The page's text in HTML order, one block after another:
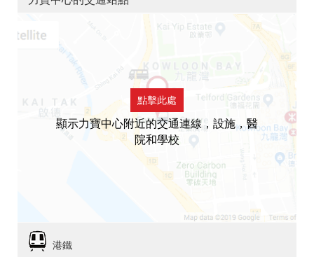
點擊此處
顯示力寶中心附近的交通連線，設施，醫
院和學校
港鐵